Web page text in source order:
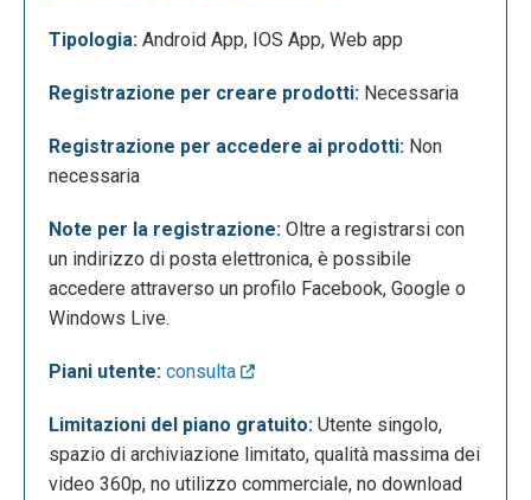
È visibile anche il tasto per passare alla versione a
pannello delle notifiche, la sezione di supporto ed il
profilo personale. Per creare un nuovo video, si
clicca sul tasto nero e blu in alto a destra. Si accede
ad una pagina da cui è possibile selezionare il
una grande quantità di brevi video da inserire nella
propria creazione.
Tipologia: Android App, IOS App, Web app
Registrazione per creare prodotti: Necessaria
Registrazione per accedere ai prodotti: Non
necessaria
Note per la registrazione: Oltre a registrarsi con
un indirizzo di posta elettronica, è possibile
accedere attraverso un profilo Facebook, Google o
Windows Live.
Piani utente: consulta
Limitazioni del piano gratuito: Utente singolo,
spazio di archiviazione limitato, qualità massima dei
video 360p, no utilizzo commerciale, no download